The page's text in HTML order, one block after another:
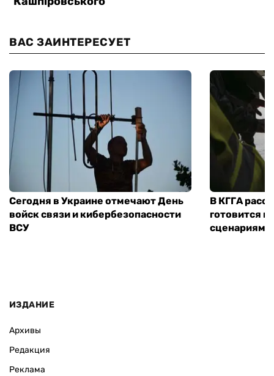
ВАС ЗАИНТЕРЕСУЕТ
Сегодня в Украине отмечают День
войск связи и кибербезопасности
ВСУ
В КГГА
готовится
сценариям
ИЗДАНИЕ
Архивы
Редакция
Реклама